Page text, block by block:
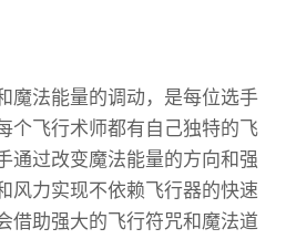
魔法能量的调动，是每位选手
个飞行术师都有自己独特的飞
通过改变魔法能量的方向和强
风力实现不依赖飞行器的快速
借助强大的飞行符咒和魔法道